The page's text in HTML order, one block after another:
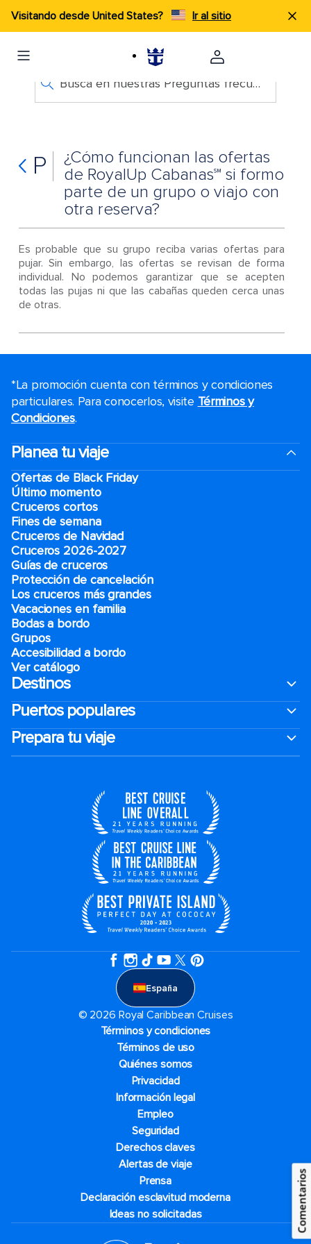
Visitando desde United States? Ir al sitio
Busca en nuestras Preguntas frecuentes
P
¿Cómo funcionan las ofertas
de RoyalUp Cabanas℠ si formo
parte de un grupo o viajo con
otra reserva?
Es probable que su grupo reciba varias ofertas para
pujar. Sin embargo, las ofertas se revisan de forma
individual. No podemos garantizar que se acepten
todas las pujas ni que las cabañas queden cerca unas
de otras.
*La promoción cuenta con términos y condiciones
particulares. Para conocerlos, visite Términos y
Condiciones.
Planea tu viaje
Ofertas de Black Friday
Último momento
Cruceros cortos
Fines de semana
Cruceros de Navidad
Cruceros 2026-2027
Guías de cruceros
Protección de cancelación
Los cruceros más grandes
Vacaciones en familia
Bodas a bordo
Grupos
Accesibilidad a bordo
Ver catálogo
Destinos
Puertos populares
Prepara tu viaje
España
© 2026 Royal Caribbean Cruises
Términos y condiciones
Términos de uso
Quiénes somos
Privacidad
Información legal
Empleo
Seguridad
Derechos claves
Alertas de viaje
Prensa
Declaración esclavitud moderna
Ideas no solicitadas
Comentarios